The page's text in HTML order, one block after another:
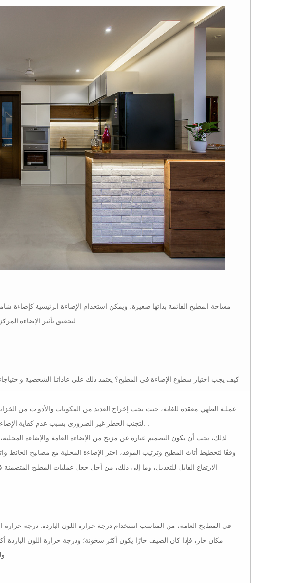
مساحة المطبخ القائمة بذاتها صغيرة، ويمكن استخدام الإضاءة الرئيسية كإضاءة
كيف يجب اختيار سطوع الإضاءة في المطبخ؟ يعتمد ذلك على عاداتنا الشخصية
عملية الطهي معقدة للغاية، حيث يجب إخراج العديد من المكونات والأدوات من
لذلك، يجب أن يكون التصميم عبارة عن مزيج من الإضاءة العامة والإضاءة
وفقًا لتخطيط أثاث المطبخ وترتيب الموقد، اختر الإضاءة المحلية مع مصابيح الحائط
الارتفاع القابل للتعديل، وما إلى ذلك، من أجل جعل عمليات المطبخ
في المطابخ العامة، من المناسب استخدام درجة حرارة اللون الباردة. درجة حرارة
مكان حار، فإذا كان الصيف حارًا يكون أكثر سخونة؛ ودرجة حرارة اللون الباردة